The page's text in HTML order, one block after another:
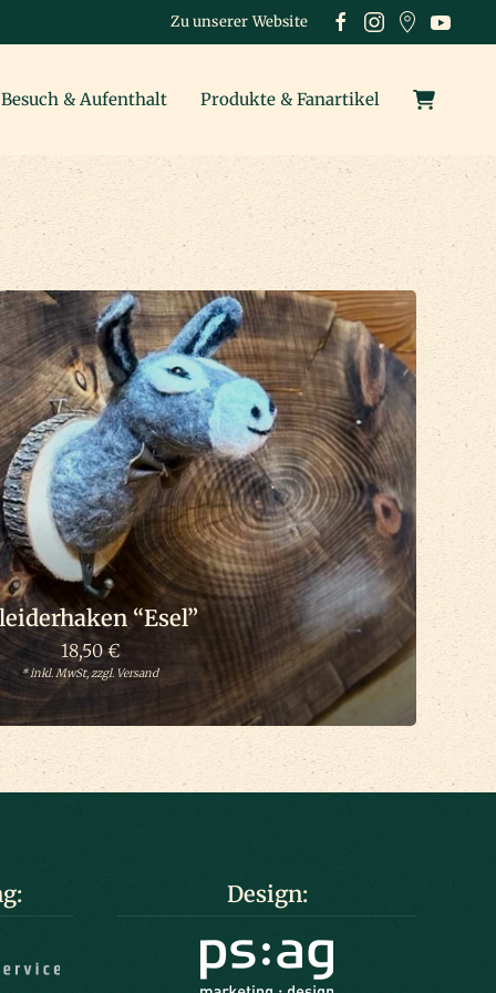
Zu unserer Website
Besuch & Aufenthalt Produkte & Fanartikel
“Esel”
18,50€
* inkl. MwSt, zzgl. Versand
Design: